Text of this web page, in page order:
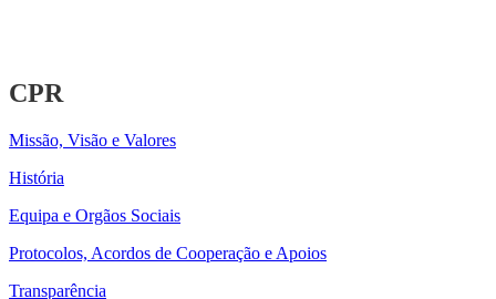
CPR
Missão, Visão e Valores
História
Equipa e Orgãos Sociais
Protocolos, Acordos de Cooperação e Apoios
Transparência